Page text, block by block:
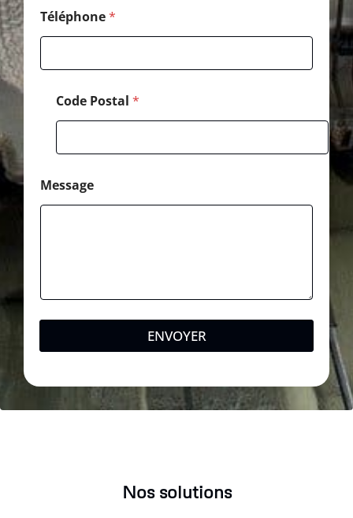
Téléphone*
e
*
Code Postal *
Message
ENVOYER
Nos solutions